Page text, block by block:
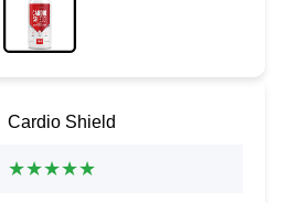
Cardio Shield
★★★★★